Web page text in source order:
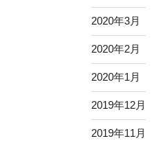
2020年3月
2020年2月
2020年1月
2019年12月
2019年11月